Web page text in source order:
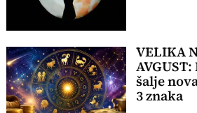
VELIKA
šalje
3 znaka